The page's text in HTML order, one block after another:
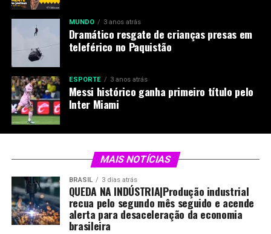
MUNDO 3 anos atrás
Dramático resgate de crianças presas em
teleférico no Paquistão
ESPORTE 3 anos atrás
Messi histórico ganha primeiro título pelo
Inter Miami
MAIS NOTÍCIAS
BRASIL 3 dias atrás
QUEDA NA INDÚSTRIA|Produção industrial
recua pelo segundo mês seguido e acende
alerta para desaceleração da economia
brasileira